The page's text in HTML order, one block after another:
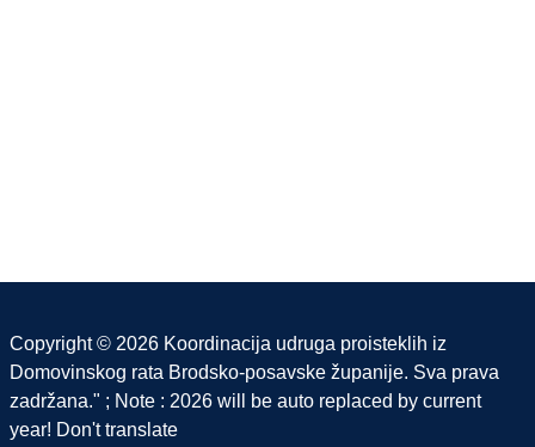
Copyright © 2026 Koordinacija udruga proisteklih iz
Domovinskog rata Brodsko-posavske županije. Sva prava
zadržana." ; Note : 2026 will be auto replaced by current
year! Don't translate